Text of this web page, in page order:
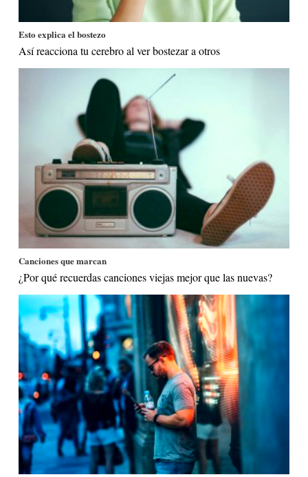
Esto explica el bostezo
Así reacciona tu cerebro al ver bostezar a otros
Canciones que marcan
¿Por qué recuerdas canciones viejas mejor que las nuevas?